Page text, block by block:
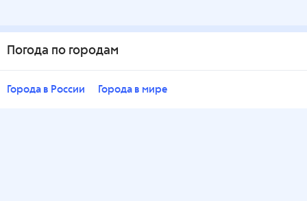
Погода по городам
Города в России Города в мире